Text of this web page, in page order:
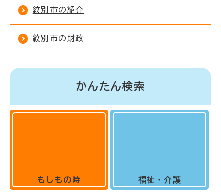
紋別市の紹介
紋別市の財政
かんたん検索
もしもの時 福祉・介護